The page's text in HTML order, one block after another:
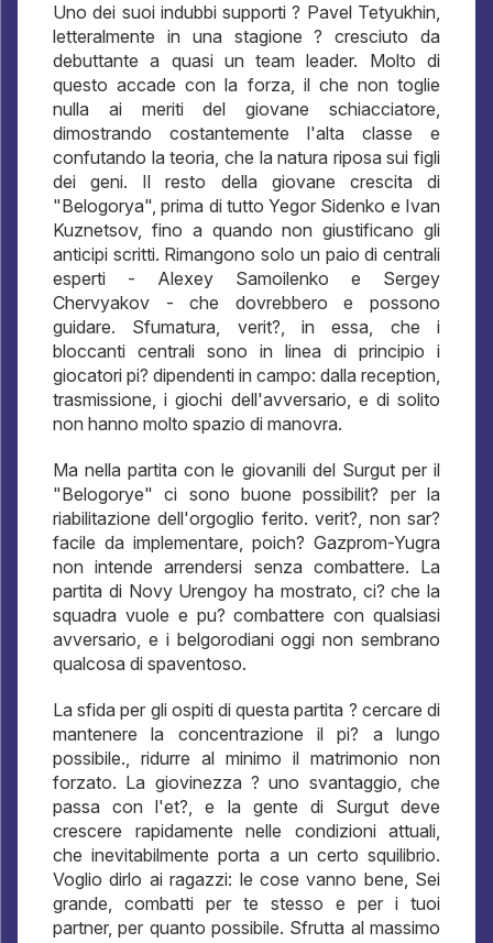
Uno dei suoi indubbi supporti ? Pavel Tetyukhin,
letteralmente in una stagione ? cresciuto da
debuttante a quasi un team leader. Molto di
questo accade con la forza, il che non toglie
nulla ai meriti del giovane schiacciatore,
dimostrando costantemente l'alta classe e
confutando la teoria, che la natura riposa sui figli
dei geni. Il resto della giovane crescita di
"Belogorya", prima di tutto Yegor Sidenko e Ivan
Kuznetsov, fino a quando non giustificano gli
anticipi scritti. Rimangono solo un paio di centrali
esperti - Alexey Samoilenko e Sergey
Chervyakov - che dovrebbero e possono
guidare. Sfumatura, verit?, in essa, che i
bloccanti centrali sono in linea di principio i
giocatori pi? dipendenti in campo: dalla reception,
trasmissione, i giochi dell'avversario, e di solito
non hanno molto spazio di manovra.
Ma nella partita con le giovanili del Surgut per il
"Belogorye" ci sono buone possibilit? per la
riabilitazione dell'orgoglio ferito. verit?, non sar?
facile da implementare, poich? Gazprom-Yugra
non intende arrendersi senza combattere. La
partita di Novy Urengoy ha mostrato, ci? che la
squadra vuole e pu? combattere con qualsiasi
avversario, e i belgorodiani oggi non sembrano
qualcosa di spaventoso.
La sfida per gli ospiti di questa partita ? cercare di
mantenere la concentrazione il pi? a lungo
possibile., ridurre al minimo il matrimonio non
forzato. La giovinezza ? uno svantaggio, che
passa con l'et?, e la gente di Surgut deve
crescere rapidamente nelle condizioni attuali,
che inevitabilmente porta a un certo squilibrio.
Voglio dirlo ai ragazzi: le cose vanno bene, Sei
grande, combatti per te stesso e per i tuoi
partner, per quanto possibile. Sfrutta al massimo